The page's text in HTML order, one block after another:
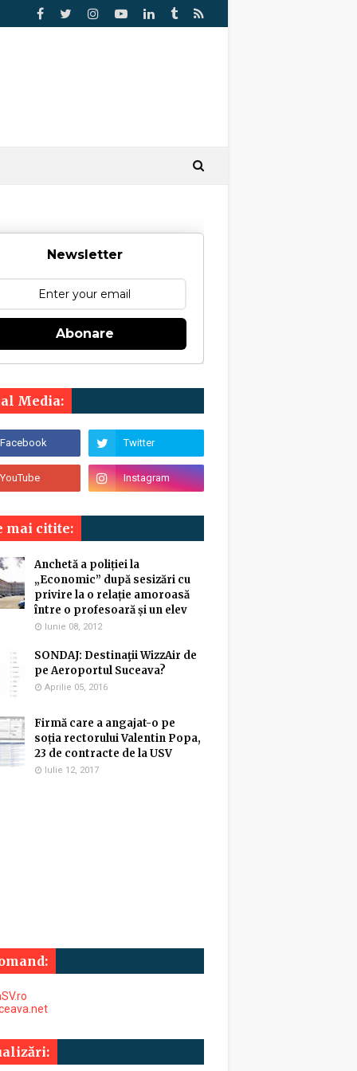
Newsletter
Abonare
Media:
mai citite:
Anchetă a poliției la
„Economic” după sesizări cu
privire la o relație amoroasă
între o profesoară și un elev
Iunie 08, 2012
SONDAJ: Destinaţii WizzAir de
pe Aeroportul Suceava?
Aprilie 05, 2016
Firmă care a angajat-o pe
soția rectorului Valentin Popa,
23 de contracte de la USV
Iulie 12, 2017